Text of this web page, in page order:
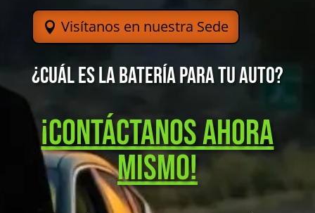
Visítanos en nuestra Sede
¿Cuál es la batería para tu auto?
¡Contáctanos Ahora
Mismo!